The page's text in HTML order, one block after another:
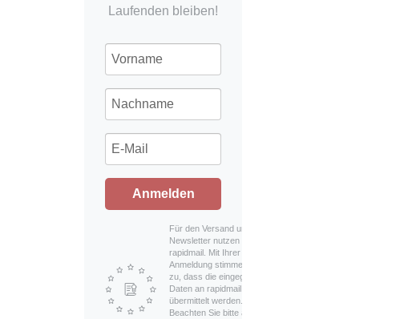
Laufenden bleiben!
Anmelden
Für den Versand unserer
Newsletter nutzen wir
rapidmail. Mit Ihrer
Anmeldung stimmen Sie
zu, dass die eingegebenen
Daten an rapidmail
übermittelt werden.
Beachten Sie bitte auch die